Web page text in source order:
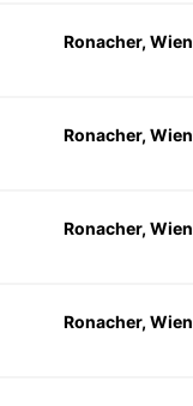
Ronacher, Wien
Ronacher, Wien
Ronacher, Wien
Ronacher, Wien